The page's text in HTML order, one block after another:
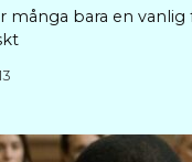
många bara en vanlig